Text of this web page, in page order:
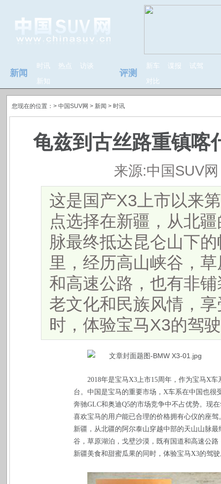
新闻
时讯 热点
访谈
新知
评测
新车 谍报
试驾
对比
您现在的位置：> 中国SUV网 > 新闻 > 时讯
龟兹到古丝路重镇喀
来源:中国SUV网
这是国产X3上市以来
点选择在新疆，从北
脉最终抵达昆仑山下
里，经历高山峡谷，
和高速公路，也有非
老文化和民族风情，
时，体验宝马X3的驾
2018年是宝马X3上市15周年，作为宝马X车
台。中国是宝马的重要市场， X车系在中国也很
奔驰GLC和奥迪Q5的市场竞争中不占优势。现
喜欢宝马的用户能已合理的价格拥有心仪的座驾
新疆，从北疆的阿尔泰山穿越中部的天山山脉
谷，草原湖泊，戈壁沙漠，既有国道和高速公
新疆美食和甜蜜瓜果的同时，体验宝马X3的驾